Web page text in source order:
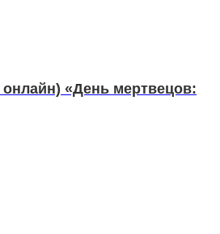
онлайн) «День мертвецов: